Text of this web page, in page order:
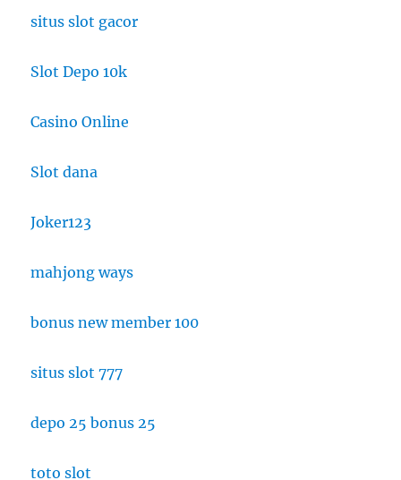
situs slot gacor
Slot Depo 10k
Casino Online
Slot dana
Joker123
mahjong ways
bonus new member 100
situs slot 777
depo 25 bonus 25
toto slot